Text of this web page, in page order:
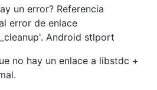
un error? Referencia
error de enlace
Android stlport
no hay un enlace a libstdc +